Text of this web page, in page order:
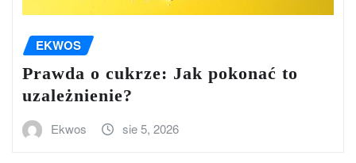
EKWOS
Prawda o cukrze: Jak pokonać to
uzależnienie?
Ekwos sie 5, 2026